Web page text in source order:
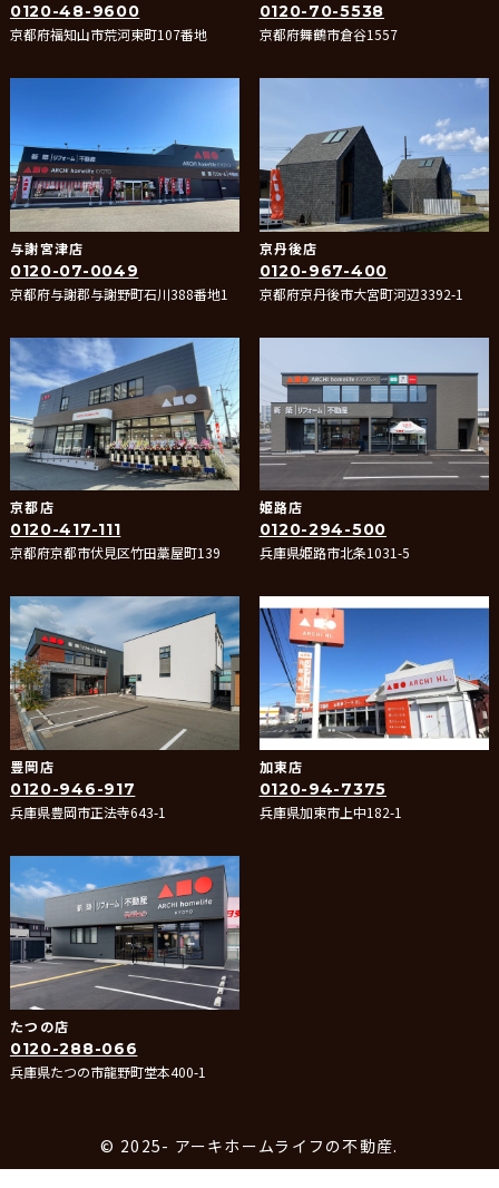
0120-48-9600
京都府福知山市荒河東町107番地
0120-70-5538
京都府舞鶴市倉谷1557
与謝宮津店
0120-07-0049
京都府与謝郡与謝野町石川388番地1
京丹後店
0120-967-400
京都府京丹後市大宮町河辺3392-1
京都店
0120-417-111
京都府京都市伏見区竹田藁屋町139
姫路店
0120-294-500
兵庫県姫路市北条1031-5
豊岡店
0120-946-917
兵庫県豊岡市正法寺643-1
加東店
0120-94-7375
兵庫県加東市上中182-1
たつの店
0120-288-066
兵庫県たつの市龍野町堂本400-1
© 2025- アーキホームライフの不動産.